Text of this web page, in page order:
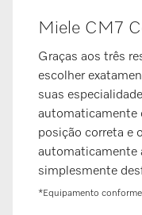
Miele CM7
Graças aos três
escolher
suas
automaticamente
posição correta e
automaticamente
simplesmente
*Equipamento